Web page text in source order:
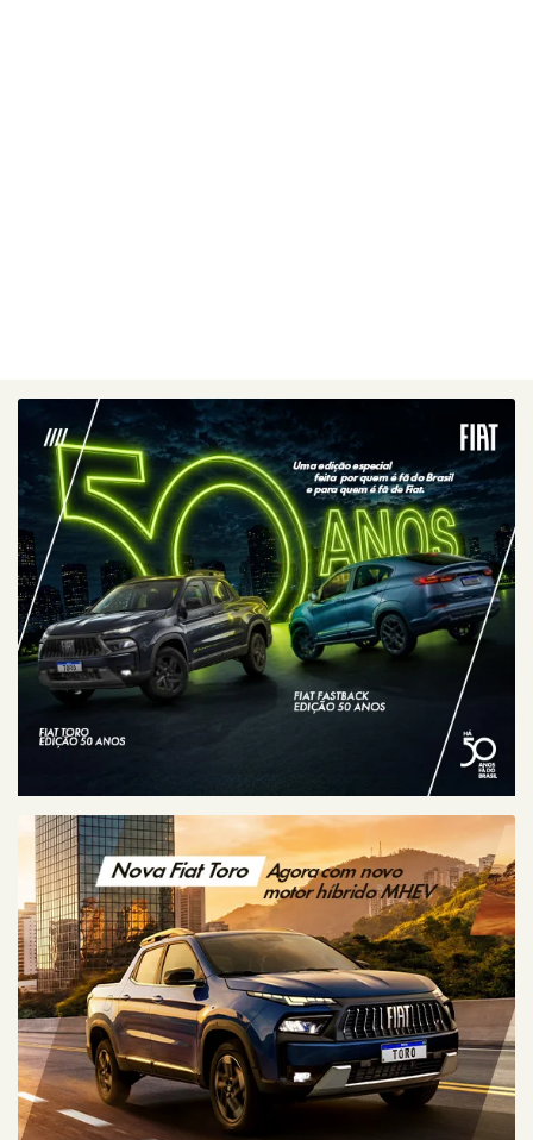
Li e aceito aPolítica de Privacidade
e concordo em
receber comunicações da concessionária.
Entrar em contato
ESPERAMOS
POR VOCÊ
FIAT BARIGÜI - BALNEÁRIO CAMBORIÚ
Fiat Barigüi - Balneário
Camboriú
Avenida Marginal Leste, 2720 - Estados
Balneário Camboriú - Santa Catarina
Como chegar
TELEFONE